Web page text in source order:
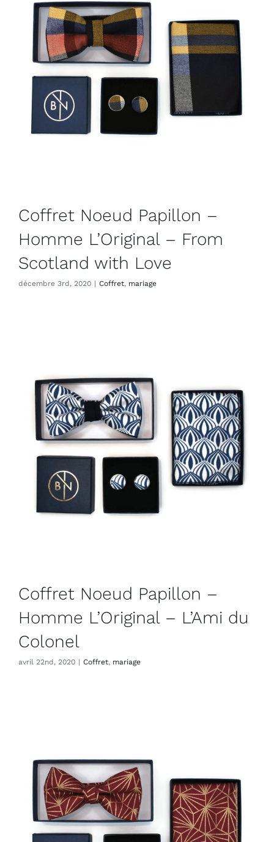
Coffret Noeud Papillon –
Homme L’Original – From
Scotland with Love
décembre 3rd, 2020 | Coffret, mariage
Coffret Noeud Papillon –
Homme L’Original – L’Ami du
Colonel
avril 22nd, 2020 | Coffret, mariage